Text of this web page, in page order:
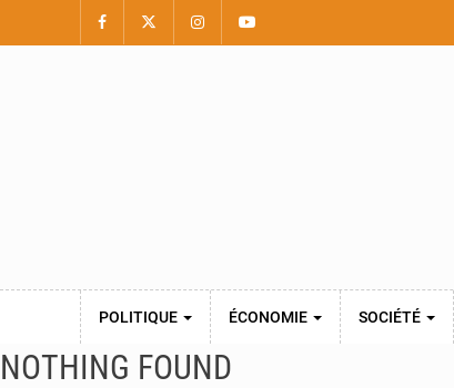
POLITIQUE ÉCONOMIE SOCIÉTÉ
NOTHING FOUND